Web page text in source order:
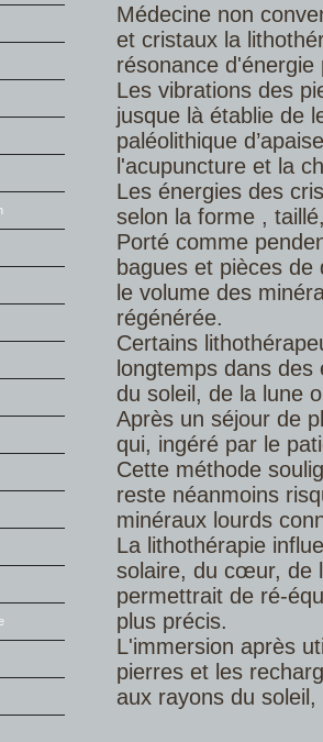
Médecine non
et cristaux la
résonance
Les vibrations des
jusque là établie de
paléolithique
l'acupuncture et la
Les énergies des
selon la forme ,
Porté comme
bagues et pièces de
le volume des
régénérée.
Certains
longtemps dans des
du soleil, de la lune
Après un séjour de
qui, ingéré par le
Cette méthode
reste néanmoins
minéraux lourds
La lithothérapie
solaire, du cœur, de
permettrait de ré-
plus précis.
L'immersion après
pierres et les
aux rayons du